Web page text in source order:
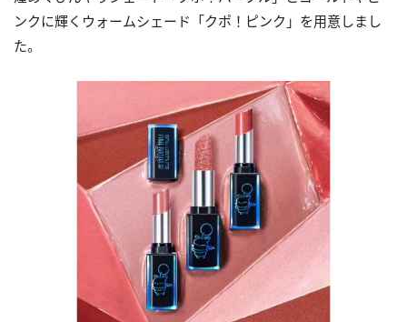
ンクに輝くウォームシェード「クポ！ピンク」を用意しまし
た。